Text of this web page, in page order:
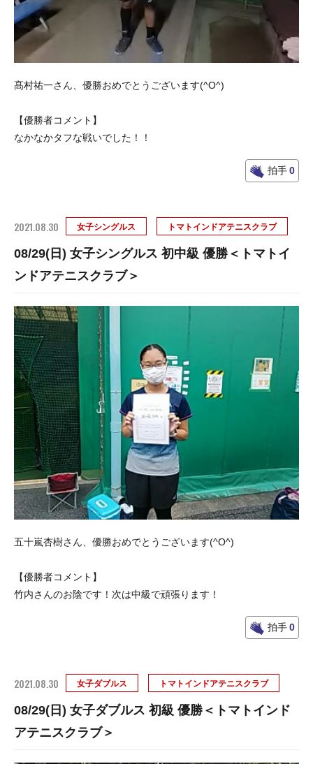
髙村祐一さん、優勝おめでとうございます(^O^)
【優勝者コメント】
なかなかタフな戦いでした！！
拍手0
2021.08.30 女子シングルス トマトインドアテニスクラブ
08/29(日) 女子シングルス 初中級 優勝＜トマトイ
ンドアテニスクラブ＞
五十嵐杏樹さん、優勝おめでとうございます(^O^)
【優勝者コメント】
竹内さんのお陰です！次は中級で頑張ります！
拍手0
2021.08.30 女子ダブルス トマトインドアテニスクラブ
08/29(日) 女子ダブルス 初級 優勝＜トマトインド
アテニスクラブ＞